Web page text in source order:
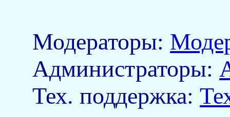
Модераторы:
Aдминистраторы:
Тех. поддержка: